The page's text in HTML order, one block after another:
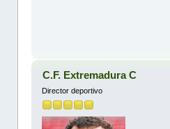
C.F. Extremadura C
Director deportivo